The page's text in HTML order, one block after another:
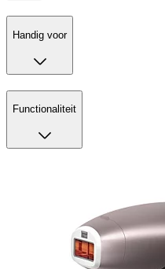
Handig voor
Functionaliteit